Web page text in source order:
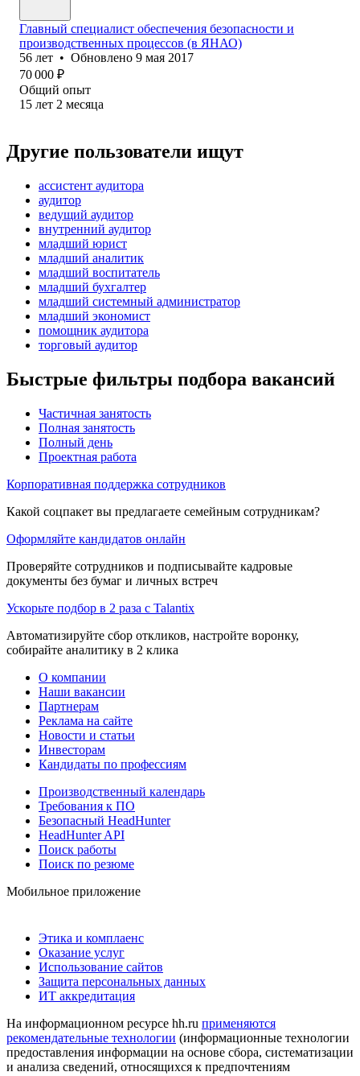
Главный специалист обеспечения безопасности и
производственных процессов (в ЯНАО)
56 лет • Обновлено 9 мая 2017
70 000 ₽
Общий опыт
15 лет 2 месяца
Другие пользователи ищут
ассистент аудитора
аудитор
ведущий аудитор
внутренний аудитор
младший юрист
младший аналитик
младший воспитатель
младший бухгалтер
младший системный администратор
младший экономист
помощник аудитора
торговый аудитор
Быстрые фильтры подбора вакансий
Частичная занятость
Полная занятость
Полный день
Проектная работа
Корпоративная поддержка сотрудников
Какой соцпакет вы предлагаете семейным сотрудникам?
Оформляйте кандидатов онлайн
Проверяйте сотрудников и подписывайте кадровые
документы без бумаг и личных встреч
Ускорьте подбор в 2 раза с Talantix
Автоматизируйте сбор откликов, настройте воронку,
собирайте аналитику в 2 клика
О компании
Наши вакансии
Партнерам
Реклама на сайте
Новости и статьи
Инвесторам
Кандидаты по профессиям
Производственный календарь
Требования к ПО
Безопасный HeadHunter
HeadHunter API
Поиск работы
Поиск по резюме
Мобильное приложение
Этика и комплаенс
Оказание услуг
Использование сайтов
Защита персональных данных
ИТ аккредитация
На информационном ресурсе hh.ru применяются
рекомендательные технологии (информационные технологии
предоставления информации на основе сбора, систематизации
и анализа сведений, относящихся к предпочтениям